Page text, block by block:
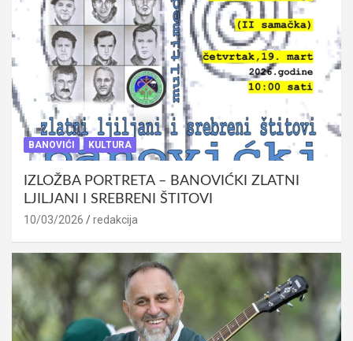
BANOVIĆI KULTURA
IZLOŽBA PORTRETA – BANOVIĆKI ZLATNI
LJILJANI I SREBRENI ŠTITOVI
10/03/2026 redakcija